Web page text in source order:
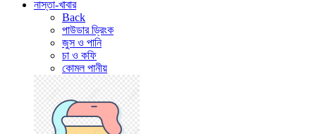
নাস্তা-খাবার
Back
পাউডার ড্রিংক
জুস ও পানি
চা ও কফি
কোমল পানীয়